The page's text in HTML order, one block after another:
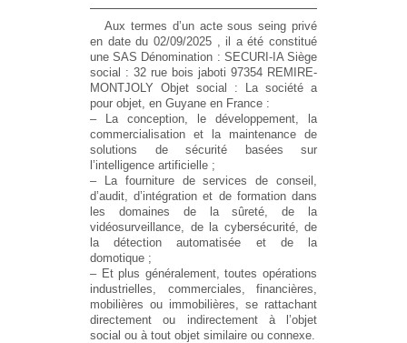
Aux termes d’un acte sous seing privé
en date du 02/09/2025 , il a été constitué
une SAS Dénomination : SECURI-IASiège
social : 32 rue bois jaboti 97354 REMIRE-
MONTJOLY Objet social :
La société a
pour objet, en Guyane en France :
– La conception, le développement, la
commercialisation et la maintenance de
solutions de sécurité basées sur
l’intelligence artificielle ;
– La fourniture de services de conseil,
d’audit, d’intégration et de formation dans
les domaines de la sûreté, de la
vidéosurveillance, de la cybersécurité, de
la détection automatisée et de la
domotique ;
– Et plus généralement, toutes opérations
industrielles, commerciales, financières,
mobilières ou immobilières, se rattachant
directement ou indirectement à l’objet
social ou à tout objet similaire ou connexe.